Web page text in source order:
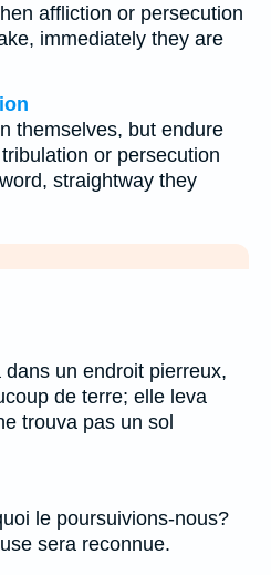
affliction or persecution
immediately they are
themselves, but endure
or persecution
straightway they
un endroit pierreux,
de terre; elle leva
trouva pas un sol
le poursuivions-nous?
sera reconnue.